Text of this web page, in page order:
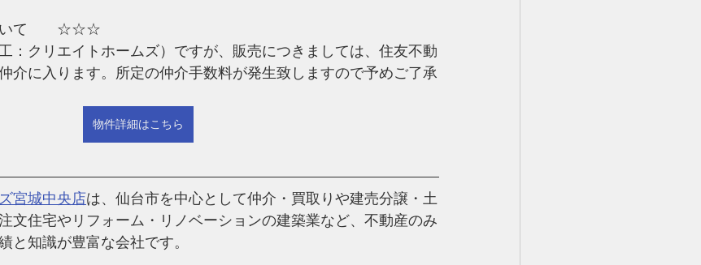
て　　☆☆☆
：クリエイトホームズ）ですが、販売につきましては、住友不動
介に入ります。所定の仲介手数料が発生致しますので予めご了承
物件詳細はこちら
宮城中央店は、仙台市を中心として仲介・買取りや建売分譲・土
文住宅やリフォーム・リノベーションの建築業など、 不動産のみ
と知識が豊富な会社です。